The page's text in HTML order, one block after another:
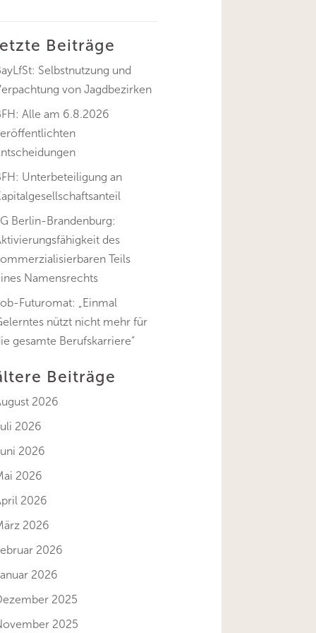
Beiträge
Selbstnutzung und
von Jagdbezirken
Alle am 6.8.2026
Unterbeteiligung an
Berlin-Brandenburg:
des
Teils
Namensrechts
Futuromat: „Einmal
nützt nicht mehr für
gesamte Berufskarriere“
Beiträge
2026
2026
2026
2026
2026
2026
2026
2026
2025
2025